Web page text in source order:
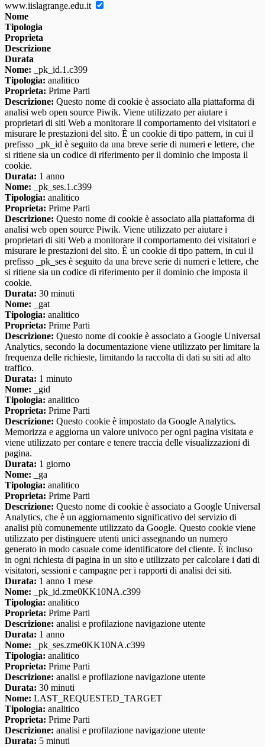
www.iislagrange.edu.it
Nome
Tipologia
Proprieta
Descrizione
Durata
Nome: _pk_id.1.c399
Tipologia: analitico
Proprieta: Prime Parti
Descrizione: Questo nome di cookie è associato alla piattaforma di
analisi web open source Piwik. Viene utilizzato per aiutare i
proprietari di siti Web a monitorare il comportamento dei visitatori e
misurare le prestazioni del sito. È un cookie di tipo pattern, in cui il
prefisso _pk_id è seguito da una breve serie di numeri e lettere, che
si ritiene sia un codice di riferimento per il dominio che imposta il
cookie.
Durata: 1 anno
Nome: _pk_ses.1.c399
Tipologia: analitico
Proprieta: Prime Parti
Descrizione: Questo nome di cookie è associato alla piattaforma di
analisi web open source Piwik. Viene utilizzato per aiutare i
proprietari di siti Web a monitorare il comportamento dei visitatori e
misurare le prestazioni del sito. È un cookie di tipo pattern, in cui il
prefisso _pk_ses è seguito da una breve serie di numeri e lettere, che
si ritiene sia un codice di riferimento per il dominio che imposta il
cookie.
Durata: 30 minuti
Nome: _gat
Tipologia: analitico
Proprieta: Prime Parti
Descrizione: Questo nome di cookie è associato a Google Universal
Analytics, secondo la documentazione viene utilizzato per limitare la
frequenza delle richieste, limitando la raccolta di dati su siti ad alto
traffico.
Durata: 1 minuto
Nome: _gid
Tipologia: analitico
Proprieta: Prime Parti
Descrizione: Questo cookie è impostato da Google Analytics.
Memorizza e aggiorna un valore univoco per ogni pagina visitata e
viene utilizzato per contare e tenere traccia delle visualizzazioni di
pagina.
Durata: 1 giorno
Nome: _ga
Tipologia: analitico
Proprieta: Prime Parti
Descrizione: Questo nome di cookie è associato a Google Universal
Analytics, che è un aggiornamento significativo del servizio di
analisi più comunemente utilizzato da Google. Questo cookie viene
utilizzato per distinguere utenti unici assegnando un numero
generato in modo casuale come identificatore del cliente. È incluso
in ogni richiesta di pagina in un sito e utilizzato per calcolare i dati di
visitatori, sessioni e campagne per i rapporti di analisi dei siti.
Durata: 1 anno 1 mese
Nome: _pk_id.zme0KK10NA.c399
Tipologia: analitico
Proprieta: Prime Parti
Descrizione: analisi e profilazione navigazione utente
Durata: 1 anno
Nome: _pk_ses.zme0KK10NA.c399
Tipologia: analitico
Proprieta: Prime Parti
Descrizione: analisi e profilazione navigazione utente
Durata: 30 minuti
Nome: LAST_REQUESTED_TARGET
Tipologia: analitico
Proprieta: Prime Parti
Descrizione: analisi e profilazione navigazione utente
Durata: 5 minuti